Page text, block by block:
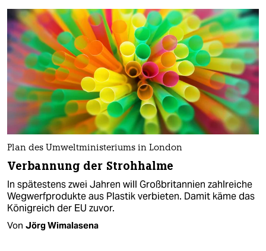
Plan des Umweltministeriums in London
Verbannung der Strohhalme
In spätestens zwei Jahren will Großbritannien zahlreiche
Wegwerfprodukte aus Plastik verbieten. Damit käme das
Königreich der EU zuvor.
Von Jörg Wimalasena